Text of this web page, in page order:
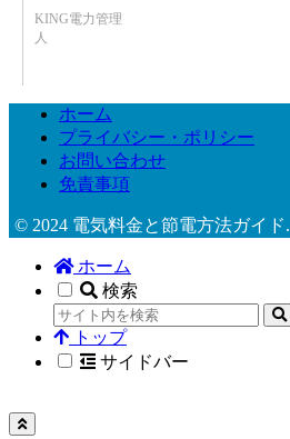
KING電力管理
人
ホーム
プライバシー・ポリシー
お問い合わせ
免責事項
© 2024 電気料金と節電方法ガイド.
ホーム
検索
トップ
サイドバー